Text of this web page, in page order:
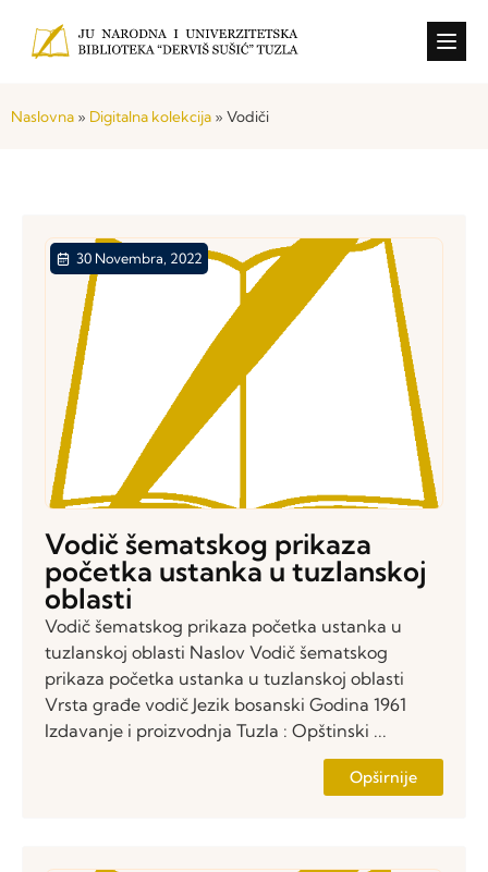
Naslovna » Digitalna kolekcija » Vodiči
30 Novembra, 2022
Vodič šematskog prikaza
početka ustanka u tuzlanskoj
oblasti
Vodič šematskog prikaza početka ustanka u
tuzlanskoj oblasti Naslov Vodič šematskog
prikaza početka ustanka u tuzlanskoj oblasti
Vrsta građe vodič Jezik bosanski Godina 1961
Izdavanje i proizvodnja Tuzla : Opštinski ...
Opširnije